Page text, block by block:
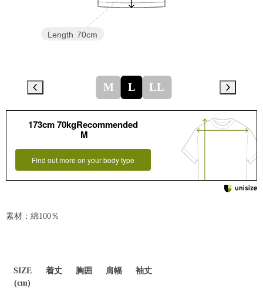
Length 70cm
M L LL
173cm 70kgRecommended
M
Find out more on your body type
素材：綿100％
SIZE
(cm)
着丈 胸囲 肩幅 袖丈